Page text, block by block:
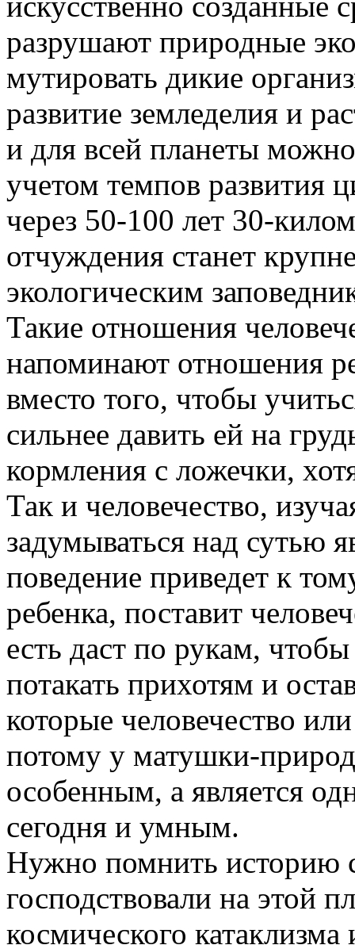
разрушают природные
мутировать дикие
развитие земледелия и
и для всей планеты
учетом темпов развития
через 50-100 лет 30-
отчуждения станет
экологическим
Такие отношения
напоминают отношения
вместо того, чтобы
сильнее давить ей на
кормления с ложечки,
Так и человечество,
задумываться над сутью
поведение приведет к
ребенка, поставит
есть даст по рукам,
потакать прихотям и
которые человечество
потому у матушки-
особенным, а является
сегодня и умным.
Нужно помнить историю
господствовали на этой
космического